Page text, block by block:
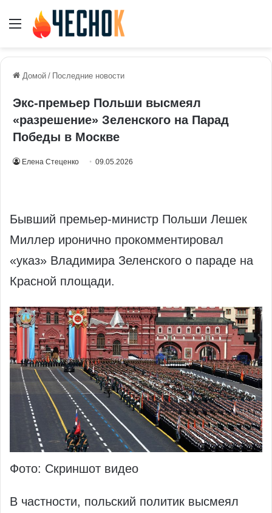
Меню
Домой / Последние новости
Экс-премьер Польши высмеял
«разрешение» Зеленского на Парад
Победы в Москве
Елена Стеценко 09.05.2026
Бывший премьер‑министр Польши Лешек
Миллер иронично прокомментировал
«указ» Владимира Зеленского о параде на
Красной площади.
Фото: Скриншот видео
В частности, польский политик высмеял